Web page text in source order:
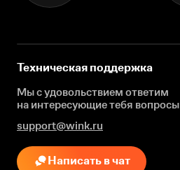
Техническая поддержка
Мы с удовольствием ответим
на интересующиетебя вопросы
support@wink.ru
Написать в чат